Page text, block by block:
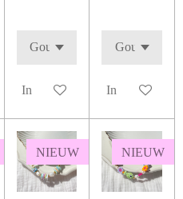
In winkelwagen In
NIEUW NIEUW